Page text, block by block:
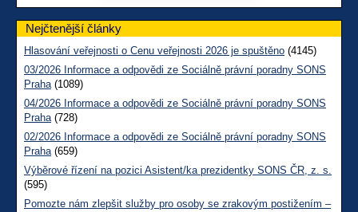
Nejčtenější články
Hlasování veřejnosti o Cenu veřejnosti 2026 je spuštěno (4145)
03/2026 Informace a odpovědi ze Sociálně právní poradny SONS
Praha(1089)
04/2026 Informace a odpovědi ze Sociálně právní poradny SONS
Praha(728)
02/2026 Informace a odpovědi ze Sociálně právní poradny SONS
Praha(659)
Výběrové řízení na pozici Asistent/ka prezidentky SONS ČR, z. s.
(595)
Pomozte nám zlepšit služby pro osoby se zrakovým postižením –